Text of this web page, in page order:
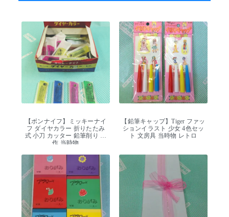
【ボンナイフ】ミッキーナイ
フ ダイヤカラー 折りたたみ
式 小刀 カッター 鉛筆削り 工
作 当時物
【鉛筆キャップ】Tiger ファッ
ションイラスト 少女 4色セッ
ト 文房具 当時物 レトロ